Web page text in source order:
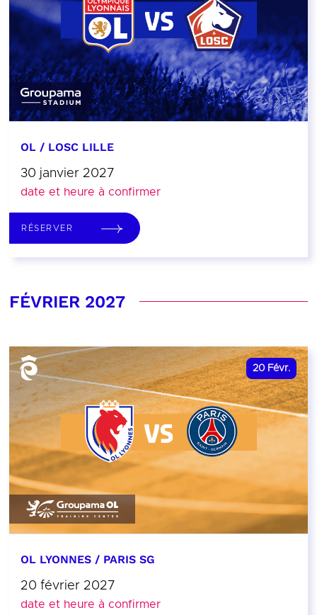
OL / LOSC LILLE
30 janvier 2027
date et heure à confirmer
RÉSERVER
FÉVRIER 2027
20 Févr.
OL LYONNES / PARIS SG
20 février 2027
date et heure à confirmer